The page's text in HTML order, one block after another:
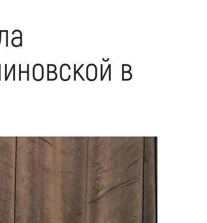
в